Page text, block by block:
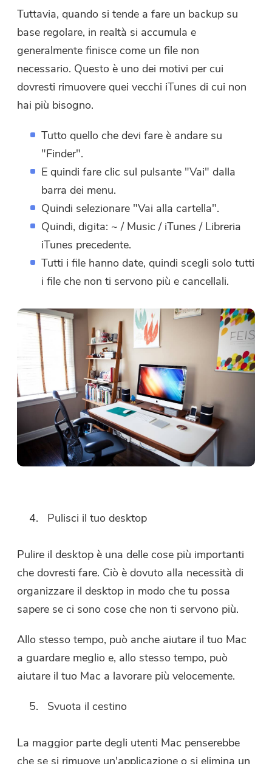
Tuttavia, quando si tende a fare un backup su
base regolare, in realtà si accumula e
generalmente finisce come un file non
necessario. Questo è uno dei motivi per cui
dovresti rimuovere quei vecchi iTunes di cui non
hai più bisogno.
Tutto quello che devi fare è andare su
"Finder".
E quindi fare clic sul pulsante "Vai" dalla
barra dei menu.
Quindi selezionare "Vai alla cartella".
Quindi, digita: ~ / Music / iTunes / Libreria
iTunes precedente.
Tutti i file hanno date, quindi scegli solo tutti
i file che non ti servono più e cancellali.
Pulisci il tuo desktop
Pulire il desktop è una delle cose più importanti
che dovresti fare. Ciò è dovuto alla necessità di
organizzare il desktop in modo che tu possa
sapere se ci sono cose che non ti servono più.
Allo stesso tempo, può anche aiutare il tuo Mac
a guardare meglio e, allo stesso tempo, può
aiutare il tuo Mac a lavorare più velocemente.
Svuota il cestino
La maggior parte degli utenti Mac penserebbe